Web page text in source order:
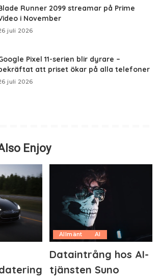
Runner 2099 streamar på Prime
i November
juli 2026
Pixel 11-serien blir dyrare –
att priset ökar på alla telefoner
juli 2026
Enjoy
Allmänt AI
Dataintrång hos AI-
tjänsten Suno